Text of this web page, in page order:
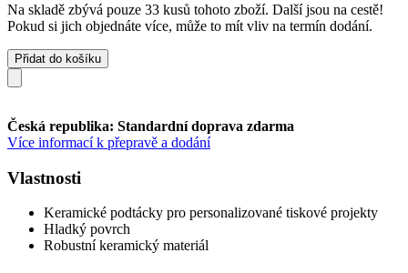
Na skladě zbývá pouze 33 kusů tohoto zboží. Další jsou na cestě!
Pokud si jich objednáte více, může to mít vliv na termín dodání.
Přidat do košíku
Česká republika: Standardní doprava zdarma
Více informací k přepravě a dodání
Vlastnosti
Keramické podtácky pro personalizované tiskové projekty
Hladký povrch
Robustní keramický materiál